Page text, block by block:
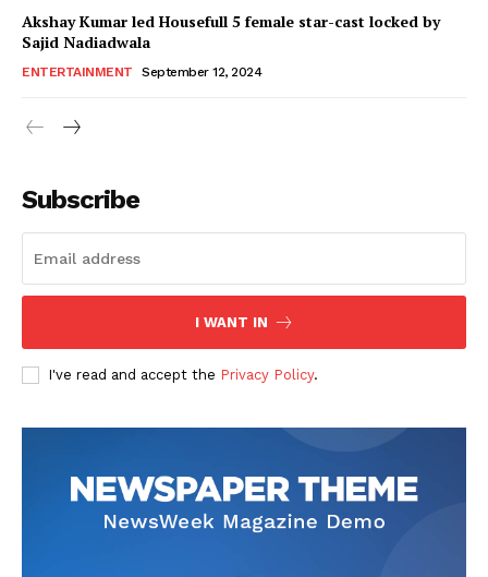
Akshay Kumar led Housefull 5 female star-cast locked by
Sajid Nadiadwala
ENTERTAINMENT September 12, 2024
Subscribe
I WANT IN
I've read and accept the Privacy Policy.